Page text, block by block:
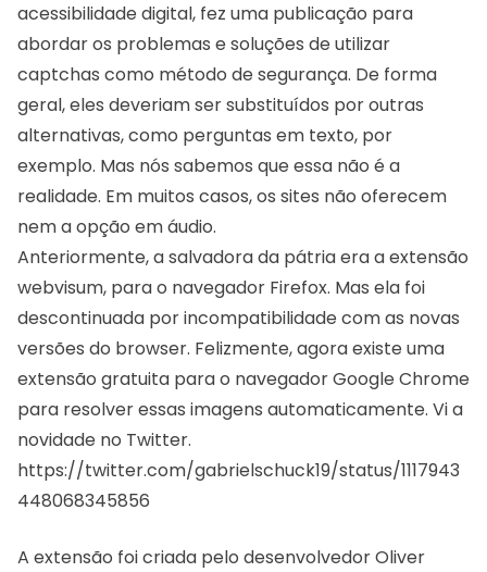
acessibilidade digital, fez uma publicação para
abordar os problemas e soluções de utilizar
captchas como método de segurança. De forma
geral, eles deveriam ser substituídos por outras
alternativas, como perguntas em texto, por
exemplo. Mas nós sabemos que essa não é a
realidade. Em muitos casos, os sites não oferecem
nem a opção em áudio.
Anteriormente, a salvadora da pátria era a extensão
webvisum, para o navegador Firefox. Mas ela foi
descontinuada por incompatibilidade com as novas
versões do browser. Felizmente, agora existe uma
extensão gratuita para o navegador Google Chrome
para resolver essas imagens automaticamente. Vi a
novidade no Twitter.
https://twitter.com/gabrielschuck19/status/1117943
448068345856
A extensão foi criada pelo desenvolvedor Oliver